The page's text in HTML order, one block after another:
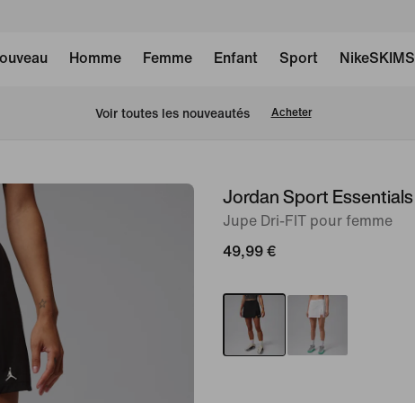
Homme Femme Enfant Sport NikeSKIMS
Voir toutes les nouveautés Acheter
image 1Jordan Sport Essentials
Jupe Dri-FIT pour femme
49,99 €